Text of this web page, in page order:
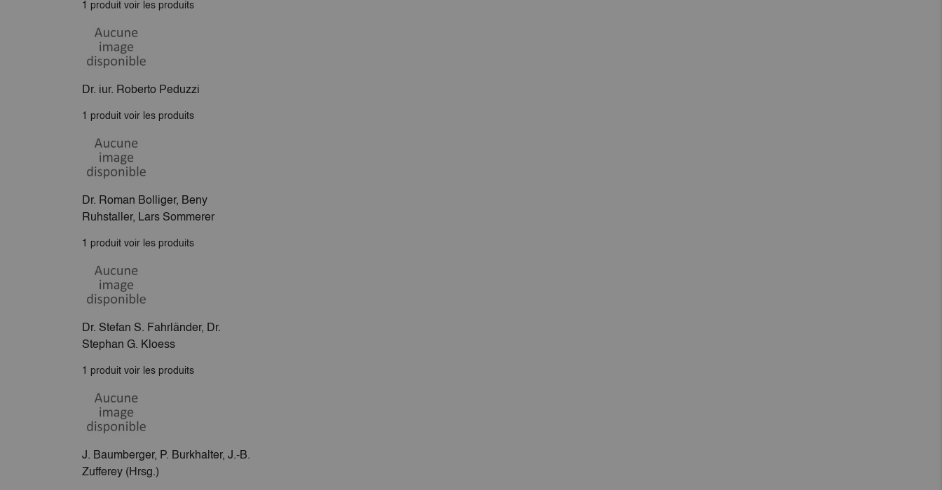
1 produit voir les produits
Dr. iur. Roberto Peduzzi
1 produit voir les produits
Dr. Roman Bolliger, Beny
Ruhstaller, Lars Sommerer
1 produit voir les produits
Dr. Stefan S. Fahrländer, Dr.
Stephan G. Kloess
1 produit voir les produits
J. Baumberger, P. Burkhalter, J.-B.
Zufferey (Hrsg.)